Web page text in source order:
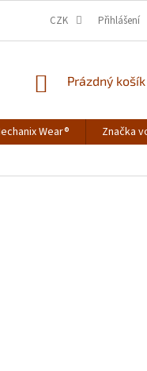
CZK Přihlášení
NÁKUPNÍ
Prázdný košík
Wear® Značka